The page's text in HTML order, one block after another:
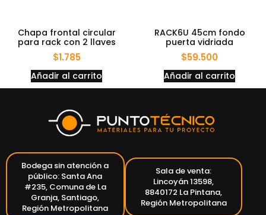
Chapa frontal circular
para rack con 2 llaves
$1.785
Añadir al carrito
RACK6U 45cm fondo
puerta vidriada
$59.500
Añadir al carrito
Bodega sin atención a
público: Santa Ana
#235, Comuna de La
Granja, Santiago,
Región Metropolitana
Sala de venta:
Lincoyán 13598,
8840172 La Pintana,
Región Metropolitana